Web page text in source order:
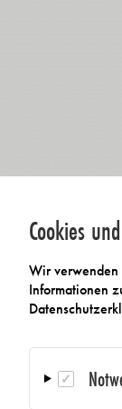
Für Ihre Fragen
AMA Verband
Cookies
Wir verwenden
Informationen